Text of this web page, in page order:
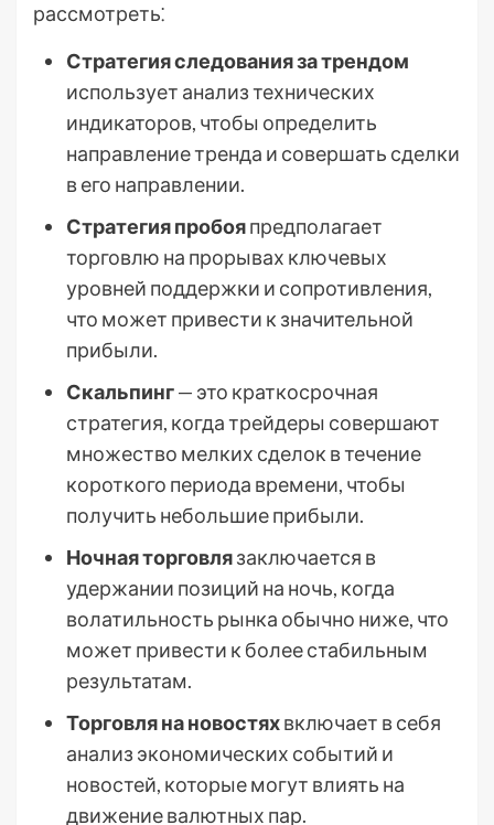
рассмотреть⁚
Стратегия следования за трендом
использует анализ технических
индикаторов, чтобы определить
направление тренда и совершать сделки
в его направлении.
Стратегия пробояпредполагает
торговлю на прорывах ключевых
уровней поддержки и сопротивления,
что может привести к значительной
прибыли.
Скальпинг— это краткосрочная
стратегия, когда трейдеры совершают
множество мелких сделок в течение
короткого периода времени, чтобы
получить небольшие прибыли.
Ночная торговлязаключается в
удержании позиций на ночь, когда
волатильность рынка обычно ниже, что
может привести к более стабильным
результатам.
Торговля на новостяхвключает в себя
анализ экономических событий и
новостей, которые могут влиять на
движение валютных пар.